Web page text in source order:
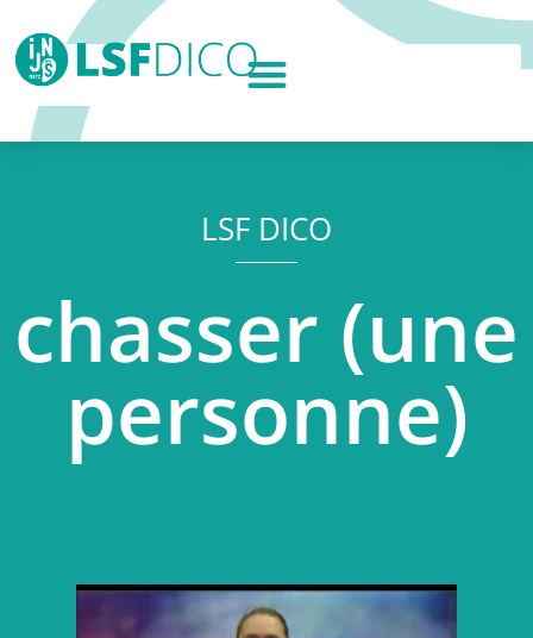
LSF DICO
chasser (une
personne)
Lecteur
vidéo